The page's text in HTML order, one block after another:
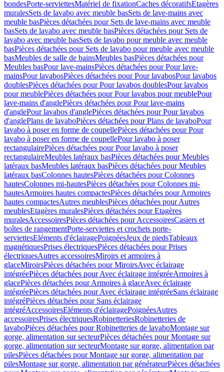
bondesPorte-serviettesMatériel de fixationCaches décoratifsEtagères
muralesSets de lavabo avec meuble basSets de lave-mains avec
meuble basPièces détachées pour Sets de lave-mains avec meuble
basSets de lavabo avec meuble basPièces détachées pour Sets de
lavabo avec meuble basSets de lavabo pour meuble avec meuble
basPièces détachées pour Sets de lavabo pour meuble avec meuble
basMeubles de salle de bainsMeubles basPièces détachées pour
Meubles basPour lave-mainsPièces détachées pour Pour lave-
mainsPour lavabosPièces détachées pour Pour lavabosPour lavabos
doublesPièces détachées pour Pour lavabos doublesPour lavabos
pour meublePièces détachées pour Pour lavabos pour meublePour
lave-mains d'anglePièces détachées pour Pour lave-mains
d'anglePour lavabos d'anglePièces détachées pour Pour lavabos
d'anglePlans de lavaboPièces détachées pour Plans de lavaboPour
lavabo à poser en forme de coupellePièces détachées pour Pour
lavabo à poser en forme de coupellePour lavabo à poser
rectangulairePièces détachées pour Pour lavabo à poser
rectangulaireMeubles latéraux basPièces détachées pour Meubles
latéraux basMeubles latéraux basPièces détachées pour Meubles
latéraux basColonnes hautesPièces détachées pour Colonnes
hautesColonnes mi-hautesPièces détachées pour Colonnes mi-
hautesArmoires hautes compactesPièces détachées pour Armoires
hautes compactesAutres meublesPièces détachées pour Autres
meublesEtagères muralesPièces détachées pour Etagères
muralesAccessoiresPièces détachées pour AccessoiresCasiers et
boîtes de rangementPorte-serviettes et crochets porte-
serviettesEléments d'éclairagePoignéesJeux de piedsTableaux
magnétiquesPrises électriquesPièces détachées pour Prises
électriquesAutres accessoiresMiroirs et armoires à
glaceMiroirsPièces détachées pour MiroirsAvec éclairage
intégréePièces détachées pour Avec éclairage intégréeArmoires à
glacePièces détachées pour Armoires à glaceAvec éclairage
intégréePièces détachées pour Avec éclairage intégréeSans éclairage
intégréPièces détachées pour Sans éclairage
intégréAccessoiresEléments d'éclairagePoignéesAutres
accessoiresPrises électriquesRobinetteriesRobinetteries de
lavaboPièces détachées pour Robinetteries de lavaboMontage sur
gorge, alimentation sur secteurPièces détachées pour Montage sur
gorge, alimentation sur secteurMontage sur gorge, alimentation par
pilesPièces détachées pour Montage sur gorge, alimentation par
pilesMontage sur gorge, alimentation par générateurPièces détachées